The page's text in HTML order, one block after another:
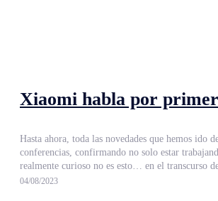
Xiaomi habla por
Hasta ahora, toda las novedades que hemos
conferencias, confirmando no solo estar trabajando en ello, sino además desvelando su compatibilidad.
realmente curioso no es esto… en el transcurso
04/08/2023